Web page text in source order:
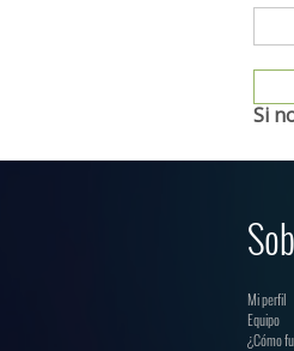
Si
Mi perfil
Equipo
¿Cómo